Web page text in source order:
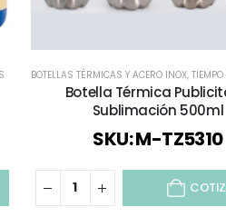
OUTDOOR,TODOS,VIAJES Y VACACIONES
BOTELLAS TÉRMICAS Y ACERO INOX, TIEMPO
Botella Térmica
Sublimación 500ml
SKU: M-TZ5310